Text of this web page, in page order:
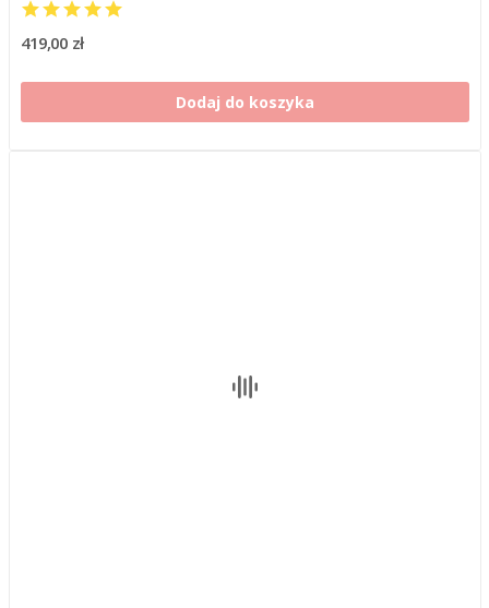
419,00 zł
Dodaj do koszyka